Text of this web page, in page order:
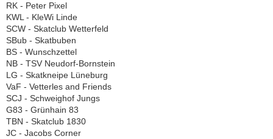
RK - Peter Pixel
KWL - KleWi Linde
SCW - Skatclub Wetterfeld
SBub - Skatbuben
BS - Wunschzettel
NB - TSV Neudorf-Bornstein
LG - Skatkneipe Lüneburg
VaF - Vetterles and Friends
SCJ - Schweighof Jungs
G83 - Grünhain 83
TBN - Skatclub 1830
JC - Jacobs Corner